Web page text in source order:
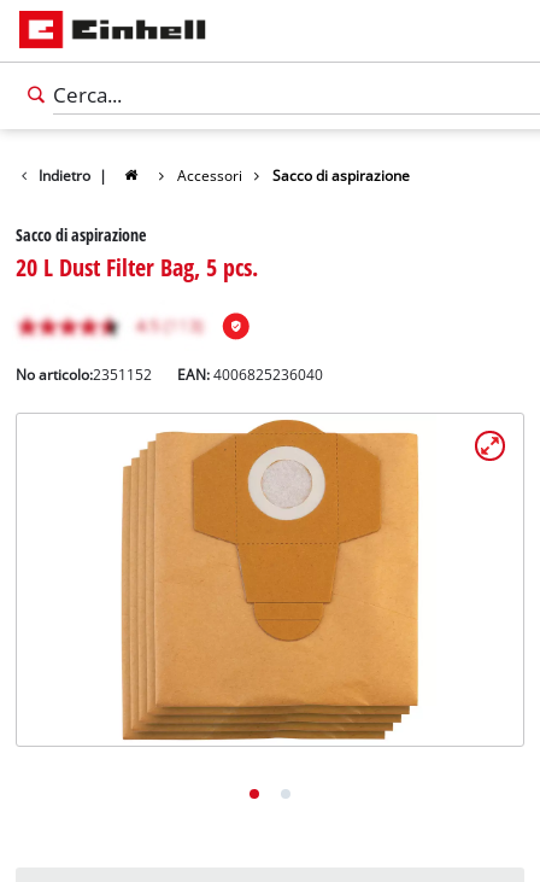
Indietro | Accessori Sacco di aspirazione
Sacco di aspirazione
20 L Dust Filter Bag, 5 pcs.
No articolo:2351152 EAN:4006825236040